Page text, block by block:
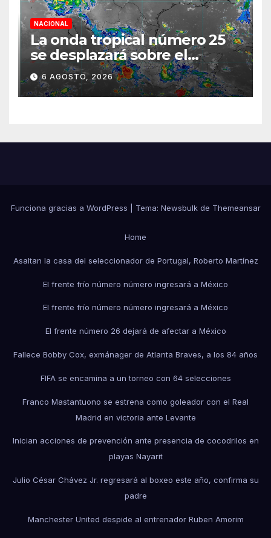
NACIONAL
La onda tropical número 25
se desplazará sobre el
sureste mexicano
6 AGOSTO, 2026
Funciona gracias a WordPress Tema: Newsbulkde Themeansar
Home
Asaltan la casa del seleccionador de Portugal, Roberto Martínez
El frente frío número número ingresará a México
El frente frío número número ingresará a México
El frente número 26 dejará de afectar a México
Fallece Bobby Cox, exmánager de Atlanta Braves, a los 84 años
FIFA se encamina a un torneo con 64 selecciones
Franco Mastantuono se estrena como goleador con el Real
Madrid en victoria ante Levante
Inician acciones de prevención ante presencia de cocodrilos en
playas Nayarit
Julio César Chávez Jr. regresará al boxeo este año, confirma su
padre
Manchester United despide al entrenador Ruben Amorim